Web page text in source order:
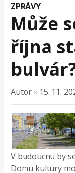
ZPRÁVY
Může
října
Autor × 15. 11.
V budoucnu by
Domu kultury